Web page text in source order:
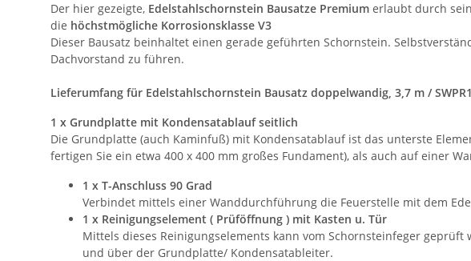
Der hier gezeigte, Edelstahlschornstein Bausatze Premium erlaubt durch
die höchstmögliche Korrosionsklasse V3
Dieser Bausatz beinhaltet einen gerade geführten Schornstein.
Dachvorstand zu führen.
Lieferumfang für Edelstahlschornstein Bausatz doppelwandig, 3,7 m /
1 x Grundplatte mit Kondensatablauf seitlich
Die Grundplatte (auch Kaminfuß) mit Kondensatablauf ist das unterste
fertigen Sie ein etwa 400 x 400 mm großes Fundament), als auch auf einer
1 x T-Anschluss 90 Grad
Verbindet mittels einer Wanddurchführung die Feuerstelle mit dem
1 x Reinigungselement ( Prüföffnung ) mit Kasten u. Tür
Mittels dieses Reinigungselements kann vom Schornsteinfeger
und über der Grundplatte/ Kondensatableiter.